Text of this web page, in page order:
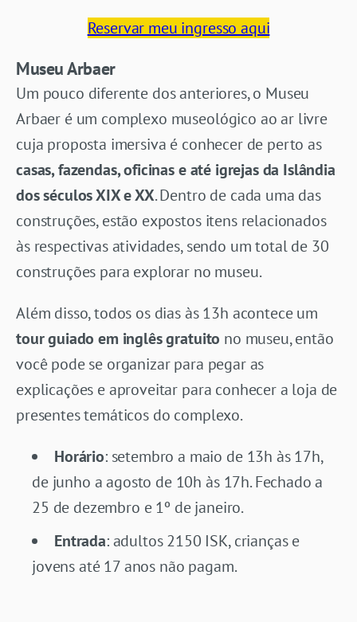
Reservar meu ingresso aqui
Museu Arbaer
Um pouco diferente dos anteriores, o Museu
Arbaer é um complexo museológico ao ar livre
cuja proposta imersiva é conhecer de perto as
casas, fazendas, oficinas e até igrejas da Islândia
dos séculos XIX e XX. Dentro de cada uma das
construções, estão expostos itens relacionados
às respectivas atividades, sendo um total de 30
construções para explorar no museu.
Além disso, todos os dias às 13h acontece um
tour guiado em inglês gratuito no museu, então
você pode se organizar para pegar as
explicações e aproveitar para conhecer a loja de
presentes temáticos do complexo.
Horário: setembro a maio de 13h às 17h,
de junho a agosto de 10h às 17h. Fechado a
25 de dezembro e 1º de janeiro.
Entrada: adultos 2150 ISK, crianças e
jovens até 17 anos não pagam.